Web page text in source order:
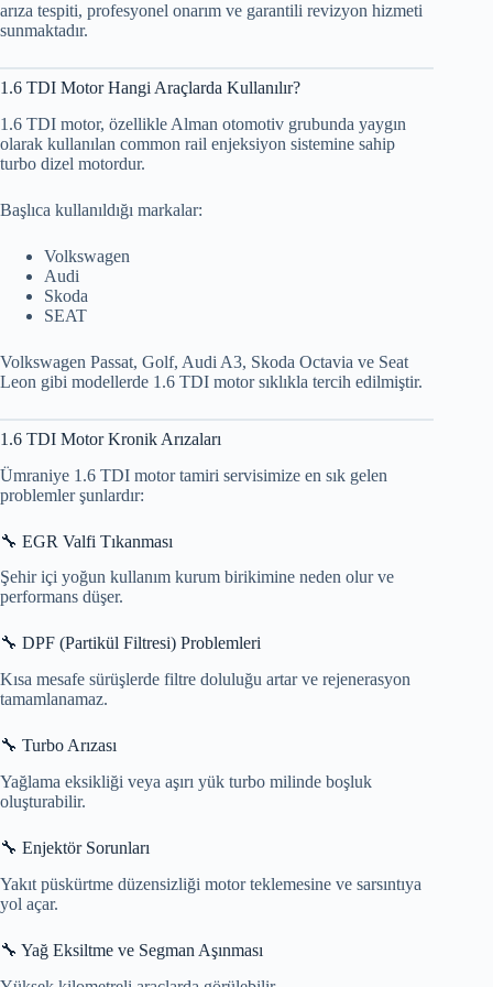
arıza tespiti, profesyonel onarım ve garantili revizyon hizmeti
sunmaktadır.
1.6 TDI Motor Hangi Araçlarda Kullanılır?
1.6 TDI motor, özellikle Alman otomotiv grubunda yaygın
olarak kullanılan common rail enjeksiyon sistemine sahip
turbo dizel motordur.
Başlıca kullanıldığı markalar:
Volkswagen
Audi
Skoda
SEAT
Volkswagen Passat, Golf, Audi A3, Skoda Octavia ve Seat
Leon gibi modellerde 1.6 TDI motor sıklıkla tercih edilmiştir.
1.6 TDI Motor Kronik Arızaları
Ümraniye 1.6 TDI motor tamiri servisimize en sık gelen
problemler şunlardır:
🔧 EGR Valfi Tıkanması
Şehir içi yoğun kullanım kurum birikimine neden olur ve
performans düşer.
🔧 DPF (Partikül Filtresi) Problemleri
Kısa mesafe sürüşlerde filtre doluluğu artar ve rejenerasyon
tamamlanamaz.
🔧 Turbo Arızası
Yağlama eksikliği veya aşırı yük turbo milinde boşluk
oluşturabilir.
🔧 Enjektör Sorunları
Yakıt püskürtme düzensizliği motor teklemesine ve sarsıntıya
yol açar.
🔧 Yağ Eksiltme ve Segman Aşınması